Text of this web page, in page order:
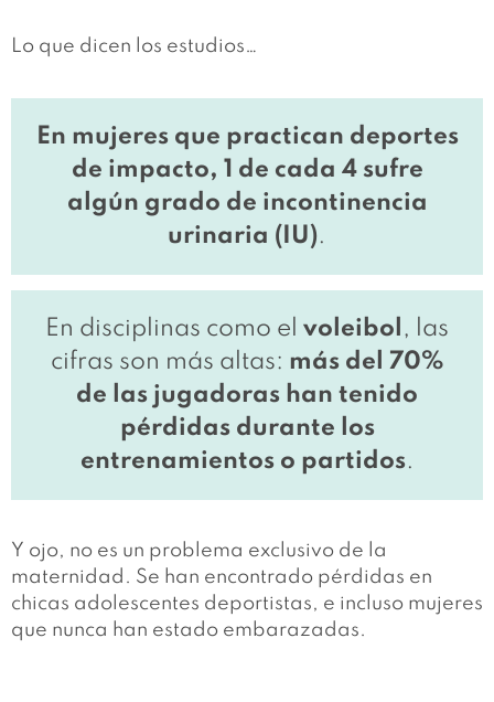
Lo que dicen los estudios…
En mujeres que practican deportes
de impacto, 1 de cada 4 sufre
algún grado de incontinencia
urinaria (IU).
En disciplinas como el voleibol , las
cifras son más altas: más del 70%
de las jugadoras han tenido
pérdidas durante los
entrenamientos o partidos.
Y ojo, no es un problema exclusivo de la
maternidad. Se han encontrado pérdidas en
chicas adolescentes deportistas, e incluso mujeres
que nunca han estado embarazadas.